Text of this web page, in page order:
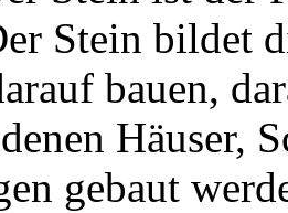
Stein bildet
bauen,
Häuser,
gebaut